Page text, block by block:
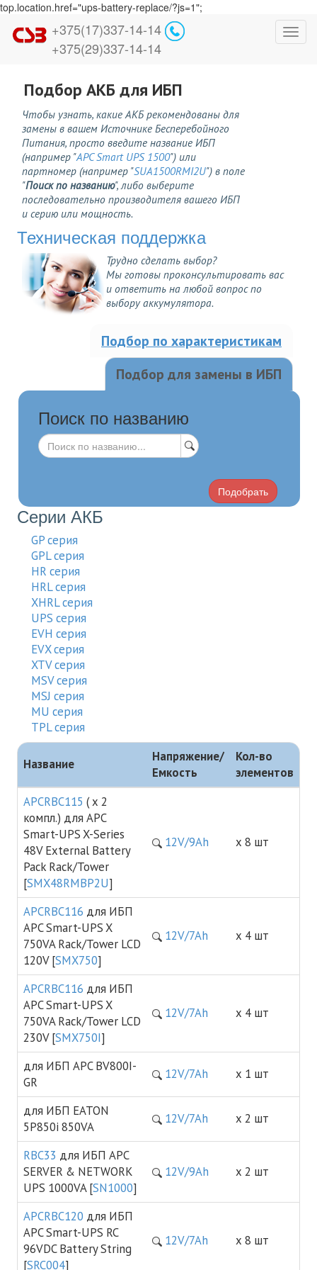
top.location.href="ups-battery-replace/?js=1";
+375(17)337-14-14
+375(29)337-14-14
Подбор АКБ для ИБП
Чтобы узнать, какие АКБ рекомендованы для
замены в вашем Источнике Бесперебойного
Питания, просто введите название ИБП
(например "APC Smart UPS 1500") или
партномер (например "SUA1500RMI2U") в поле
"Поиск по названию", либо выберите
последовательно производителя вашего ИБП
и серию или мощность.
Техническая поддержка
Трудно сделать выбор?
Мы готовы проконсультировать вас
и ответить на любой вопрос по
выбору аккумулятора.
Подбор по характеристикам
Подбор для замены в ИБП
Поиск по названию
Подобрать
Серии АКБ
GP серия
GPL серия
HR серия
HRL серия
XHRL серия
UPS серия
EVH серия
EVX серия
XTV cерия
MSV серия
MSJ серия
MU серия
TPL серия
Название
Напряжение/
Емкость
Кол-во
элементов
APCRBC115 ( х 2
компл.) для APC
Smart-UPS X-Series
48V External Battery
Pack Rack/Tower
[SMX48RMBP2U]
12V/9Ah х 8 шт
APCRBC116 для ИБП
APC Smart-UPS X
750VA Rack/Tower LCD
120V [SMX750]
12V/7Ah х 4 шт
APCRBC116 для ИБП
APC Smart-UPS X
750VA Rack/Tower LCD
230V [SMX750I]
12V/7Ah х 4 шт
для ИБП APC BV800I-
GR
12V/7Ah х 1 шт
для ИБП EATON
5P850i 850VA
12V/7Ah х 2 шт
RBC33 для ИБП APC
SERVER & NETWORK
UPS 1000VA [SN1000]
12V/9Ah х 2 шт
APCRBC120 для ИБП
APC Smart-UPS RC
96VDC Battery String
[SRC004]
12V/7Ah х 8 шт